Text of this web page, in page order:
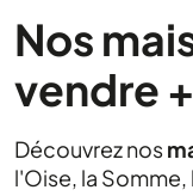
Nos
vendre
Découvrez nos
l'Oise, la